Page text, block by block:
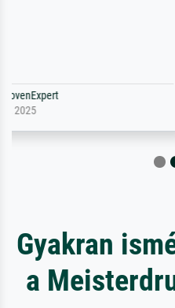
sondern
Gyakran
a